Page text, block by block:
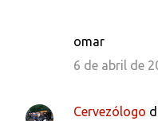
omar
6 de abril de
Cervezólogo